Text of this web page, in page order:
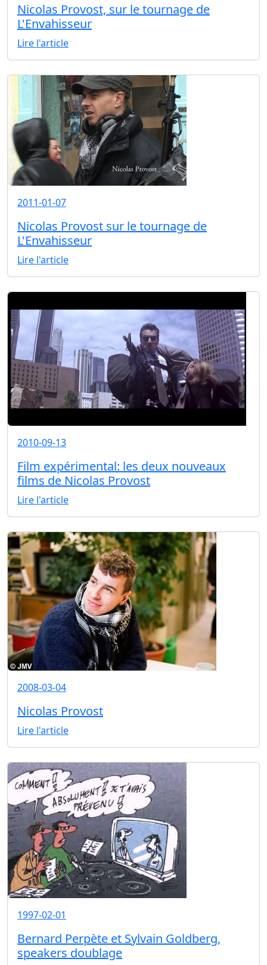
Nicolas Provost, sur le tournage de
L'Envahisseur
Lire l'article
2011-01-07
Nicolas Provost sur le tournage de
L'Envahisseur
Lire l'article
2010-09-13
Film expérimental: les deux nouveaux
films de Nicolas Provost
Lire l'article
2008-03-04
Nicolas Provost
Lire l'article
1997-02-01
Bernard Perpète et Sylvain Goldberg,
speakers doublage